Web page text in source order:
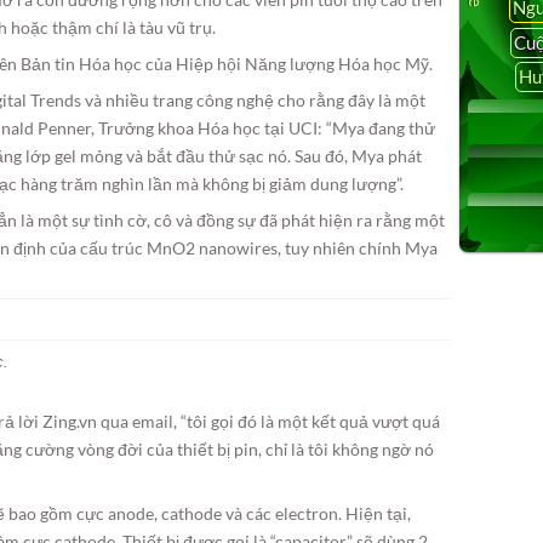
hoặc thậm chí là tàu vũ trụ.
Bản tin Hóa học của Hiệp hội Năng lượng Hóa học Mỹ.
Trends và nhiều trang công nghệ cho rằng đây là một
Penner, Trưởng khoa Hóa học tại UCI: “Mya đang thử
lớp gel mỏng và bắt đầu thử sạc nó. Sau đó, Mya phát
hàng trăm nghìn lần mà không bị giảm dung lượng”.
là một sự tình cờ, cô và đồng sự đã phát hiện ra rằng một
định của cấu trúc MnO2 nanowires, tuy nhiên chính Mya
lời Zing.vn qua email, “tôi gọi đó là một kết quả vượt quá
cường vòng đời của thiết bị pin, chỉ là tôi không ngờ nó
gồm cực anode, cathode và các electron. Hiện tại,